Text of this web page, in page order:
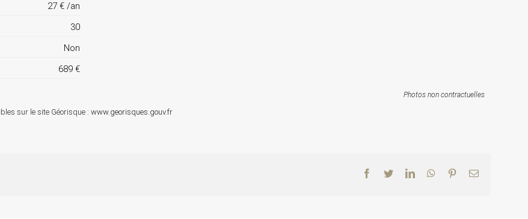
27 € /an
30
Non
689 €
Photos non contractuelles
sur le site Géorisque : www.georisques.gouv.fr
Facebook
TwitterLinkedInWhatsApp
PinterestEmail